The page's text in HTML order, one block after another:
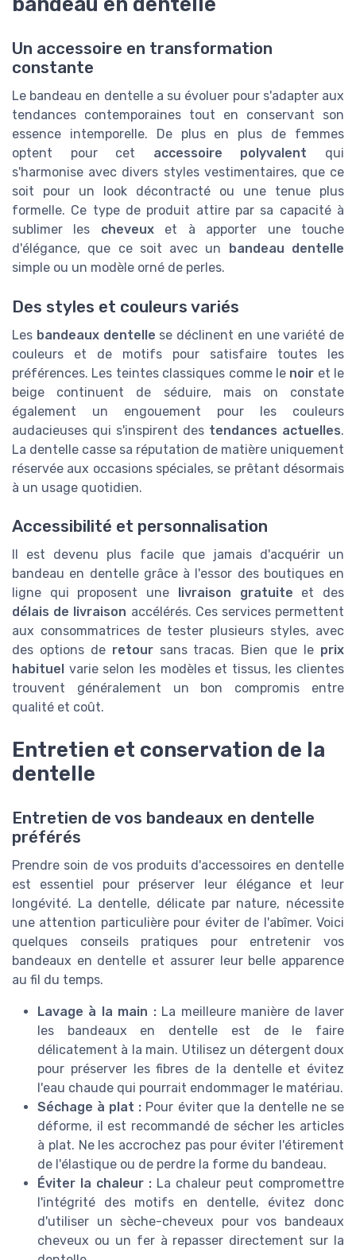
Un accessoire en transformation
constante
Le bandeau en dentelle a su évoluer pour s'adapter aux
tendances contemporaines tout en conservant son
essence intemporelle. De plus en plus de femmes
optent pour cet accessoire polyvalent qui
s'harmonise avec divers styles vestimentaires, que ce
soit pour un look décontracté ou une tenue plus
formelle. Ce type de produit attire par sa capacité à
sublimer les cheveuxet à apporter une touche
d'élégance, que ce soit avec un
bandeau dentelle
simple ou un modèle orné de perles.
Des styles et couleurs variés
Les bandeaux dentelle se déclinent en une variété de
couleurs et de motifs pour satisfaire toutes les
préférences. Les teintes classiques comme le noir et le
beige continuent de séduire, mais on constate
également un engouement pour les couleurs
audacieuses qui s'inspirent des tendances actuelles.
La dentelle casse sa réputation de matière uniquement
réservée aux occasions spéciales, se prêtant désormais
à un usage quotidien.
Accessibilité et personnalisation
Il est devenu plus facile que jamais d'acquérir un
bandeau en dentelle grâce à l'essor des boutiques en
ligne qui proposent une livraison gratuite et des
délais de livraison accélérés. Ces services permettent
aux consommatrices de tester plusieurs styles, avec
des options de retoursans tracas. Bien que le prix
habituel varie selon les modèles et tissus, les clientes
trouvent généralement un bon compromis entre
qualité et coût.
Entretien et conservation de la
dentelle
Entretien de vos bandeaux en dentelle
préférés
Prendre soin de vos produits d'accessoires en dentelle
est essentiel pour préserver leur élégance et leur
longévité. La dentelle, délicate par nature, nécessite
une attention particulière pour éviter de l'abîmer. Voici
quelques conseils pratiques pour entretenir vos
bandeaux en dentelle et assurer leur belle apparence
au fil du temps.
Lavage à la main :La meilleure manière de laver
les bandeaux en dentelle est de le faire
délicatement à la main. Utilisez un détergent doux
pour préserver les fibres de la dentelle et évitez
l'eau chaude qui pourrait endommager le matériau.
Séchage à plat : Pour éviter que la dentelle ne se
déforme, il est recommandé de sécher les articles
à plat. Ne les accrochez pas pour éviter l'étirement
de l'élastique ou de perdre la forme du bandeau.
Éviter la chaleur : La chaleur peut compromettre
l'intégrité des motifs en dentelle, évitez donc
d'utiliser un sèche-cheveux pour vos bandeaux
cheveux ou un fer à repasser directement sur la